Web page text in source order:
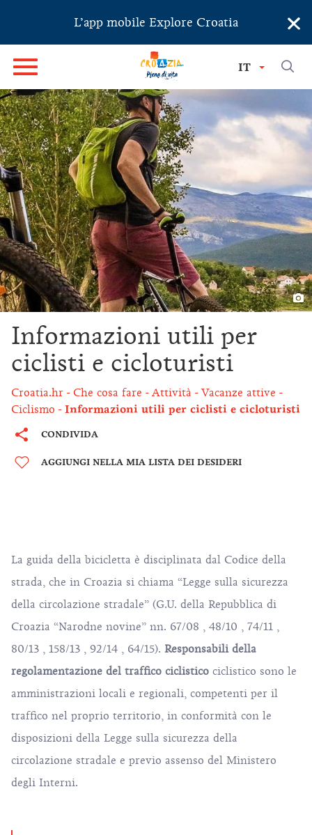
L’app mobile Explore Croatia ×
IT
Informazioni utili per
ciclisti e cicloturisti
Croatia.hr Che cosa fare Attività
Vacanze attive
Ciclismo
Informazioni utili per ciclisti e cicloturisti
CONDIVIDA
AGGIUNGI NELLA MIA LISTA DEI DESIDERI
La guida della bicicletta è disciplinata dal Codice della
strada, che in Croazia si chiama “Legge sulla sicurezza
della circolazione stradale” (G.U. della Repubblica di
Croazia “Narodne novine” nn. 67/08 , 48/10 , 74/11 ,
80/13 , 158/13 , 92/14 , 64/15). Responsabili della
regolamentazione del traffico ciclistico ciclistico sono le
amministrazioni locali e regionali, competenti per il
traffico nel proprio territorio, in conformità con le
disposizioni della Legge sulla sicurezza della
circolazione stradale e previo assenso del Ministero
degli Interni.